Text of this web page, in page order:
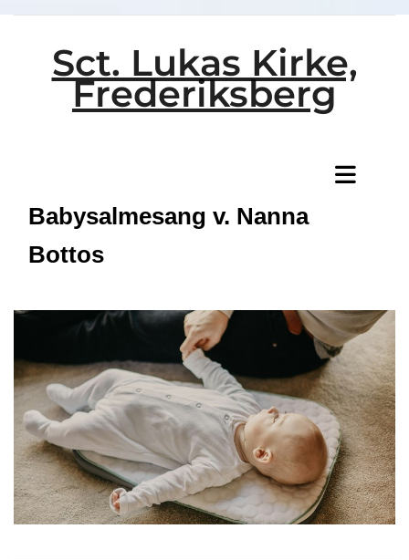
Sct. Lukas Kirke,
Frederiksberg
Babysalmesang v. Nanna
Bottos